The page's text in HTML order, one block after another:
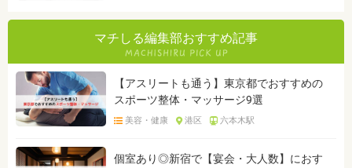
マチしる編集部おすすめ記事
【アスリートも通う】東京都でおすすめの
スポーツ整体・マッサージ9選
美容・健康 港区 六本木駅
個室あり◎新宿で【宴会・大人数】におす